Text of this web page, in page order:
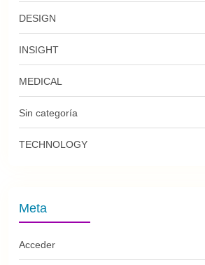
DESIGN
INSIGHT
MEDICAL
Sin categoría
TECHNOLOGY
Meta
Acceder